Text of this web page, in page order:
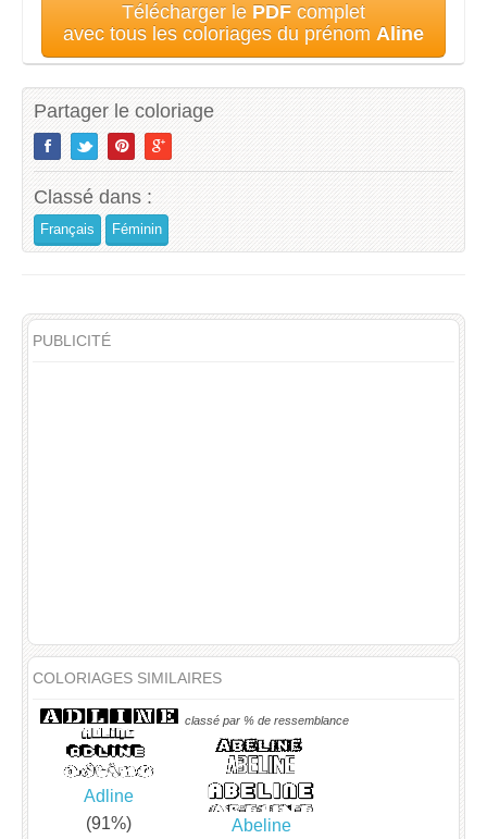
Télécharger le PDF complet
avec tous les coloriages du prénom Aline
Partager le coloriage
Classé dans :
Français Féminin
PUBLICITÉ
COLORIAGES SIMILAIRES
classé par % de ressemblance
Adline
(91%)
Abeline